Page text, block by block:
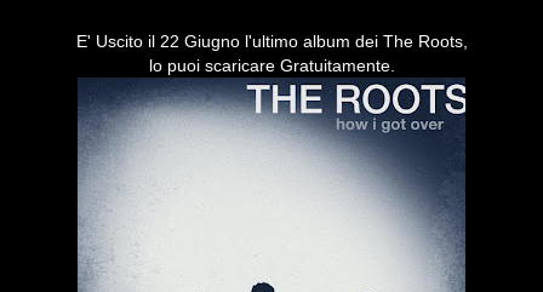
E' Uscito il 22 Giugno l'ultimo album dei The Roots,
lo puoi scaricare Gratuitamente.